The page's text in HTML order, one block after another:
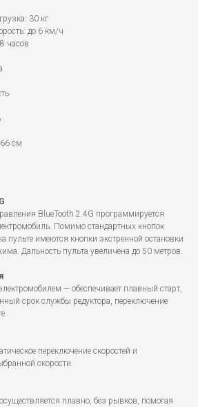
30 кг
до 6 км/ч
часов
см
BlueTooth 2.4G программируется
Помимо стандартных кнопок
пульте имеются кнопки экстренной остановки
Дальность пульта увеличена до 50 метров.
— обеспечивает плавный старт,
срок службы редуктора, переключение
переключение скоростей и
скорости.
плавно, без рывков, помогая